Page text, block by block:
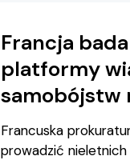
Francja
platformy
samobójstw
Francuska
prowadzić